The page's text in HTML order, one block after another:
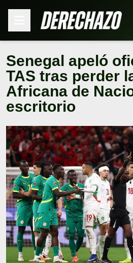
Senegal apeló
TAS tras perder
Africana de
escritorio